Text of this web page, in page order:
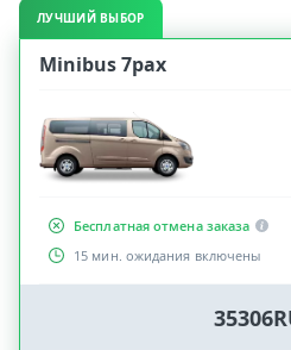
ЛУЧШИЙ ВЫБОР
Minibus 7pax
Бесплатная отмена заказа
15 мин. ожидания включены